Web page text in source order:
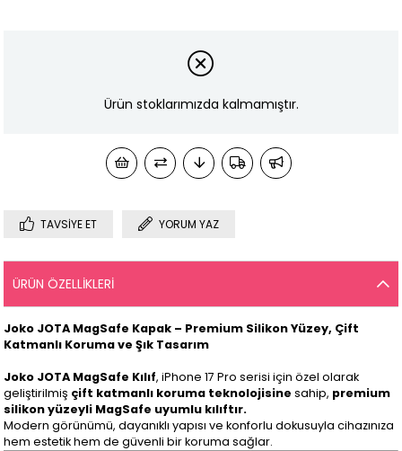
Ürün stoklarımızda kalmamıştır.
TAVSIYE ET YORUM YAZ
ÜRÜN ÖZELLIKLERI
Joko JOTA MagSafe Kapak – Premium Silikon Yüzey, Çift
Katmanlı Koruma ve Şık Tasarım
Joko JOTA MagSafe Kılıf, iPhone 17 Pro serisi için özel olarak
geliştirilmiş çift katmanlı koruma teknolojisine sahip, premium
silikon yüzeyli MagSafe uyumlu kılıftır.
Modern görünümü, dayanıklı yapısı ve konforlu dokusuyla cihazınıza
hem estetik hem de güvenli bir koruma sağlar.